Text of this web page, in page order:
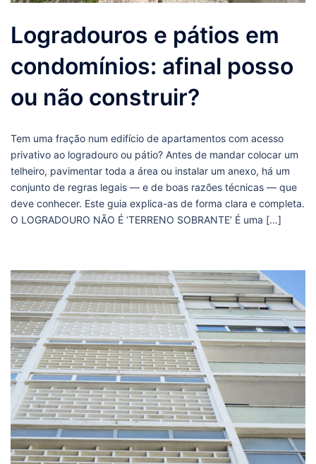
Logradouros e pátios em
condomínios: afinal posso
ou não construir?
Tem uma fração num edifício de apartamentos com acesso
privativo ao logradouro ou pátio? Antes de mandar colocar um
telheiro, pavimentar toda a área ou instalar um anexo, há um
conjunto de regras legais — e de boas razões técnicas — que
deve conhecer. Este guia explica-as de forma clara e completa.
O LOGRADOURO NÃO É ‘TERRENO SOBRANTE’ É uma […]